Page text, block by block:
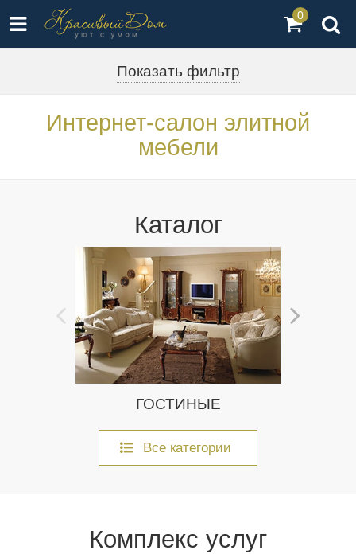
0
Показать фильтр
Интернет-салон элитной
мебели
Каталог
ГОСТИНЫЕ
Все категории
Комплекс услуг